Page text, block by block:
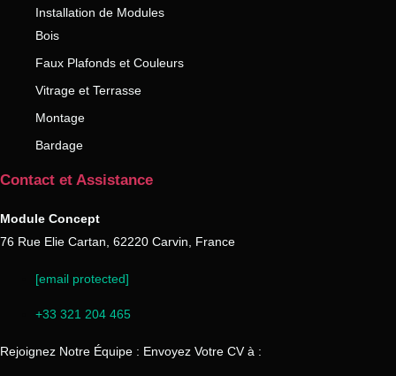
Installation de Modules
Bois
Faux Plafonds et Couleurs
Vitrage et Terrasse
Montage
Bardage
Contact et Assistance
Module Concept
76 Rue Elie Cartan, 62220 Carvin, France
[email protected]
+33 321 204 465
Rejoignez Notre Équipe : Envoyez Votre CV à :